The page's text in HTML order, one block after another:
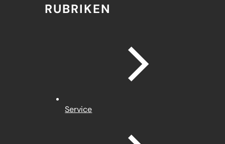
RUBRIKEN
Service